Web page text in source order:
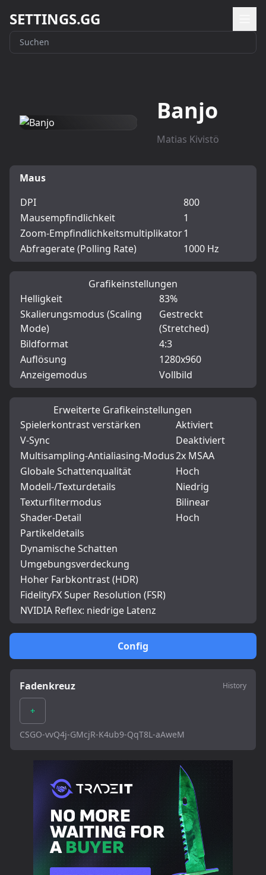
SETTINGS.GG
Banjo
Matias Kivistö
Config
Fadenkreuz History
CSGO-vvQ4j-GMcjR-K4ub9-QqT8L-aAweM
Maus
DPI
800
Mausempfindlichkeit
1
Zoom-Empfindlichkeitsmultiplikator1
Abfragerate (Polling Rate)
1000 Hz
Grafikeinstellungen
Helligkeit
83%
Skalierungsmodus (Scaling
Mode)
Gestreckt
(Stretched)
Bildformat
4:3
Auflösung
1280x960
Anzeigemodus
Vollbild
Erweiterte Grafikeinstellungen
Spielerkontrast verstärken
Aktiviert
V-Sync
Deaktiviert
Multisampling-Antialiasing-Modus2x MSAA
Globale Schattenqualität
Hoch
Modell-/Texturdetails
Niedrig
Texturfiltermodus
Bilinear
Shader-Detail
Hoch
Partikeldetails
Dynamische Schatten
Umgebungsverdeckung
Hoher Farbkontrast (HDR)
FidelityFX Super Resolution (FSR)
NVIDIA Reflex: niedrige Latenz